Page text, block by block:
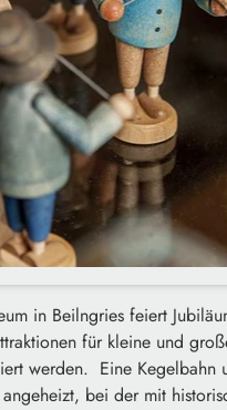
in Beilngries feiert
für kleine und
werden. Eine Kegelbahn
bei der mit